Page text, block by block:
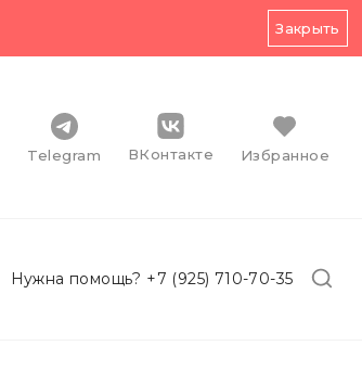
Закрыть
Telegram ВКонтакте Избранное
Нужна помощь? +7 (925) 710-70-35